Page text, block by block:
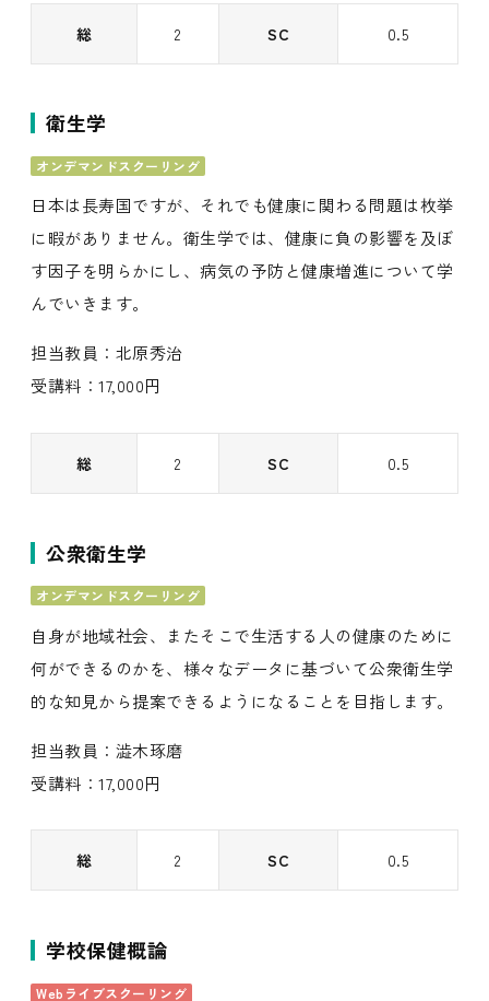
総 2 SC 0.5
衛生学
オンデマンドスクーリング
日本は長寿国ですが、それでも健康に関わる問題は枚挙
に暇がありません。衛生学では、健康に負の影響を及ぼ
す因子を明らかにし、病気の予防と健康増進について学
んでいきます。
担当教員：北原秀治
受講料：17,000円
総 2 SC 0.5
公衆衛生学
オンデマンドスクーリング
自身が地域社会、またそこで生活する人の健康のために
何ができるのかを、様々なデータに基づいて公衆衛生学
的な知見から提案できるようになることを目指します。
担当教員：澁木琢磨
受講料：17,000円
総 2 SC 0.5
学校保健概論
Webライブスクーリング